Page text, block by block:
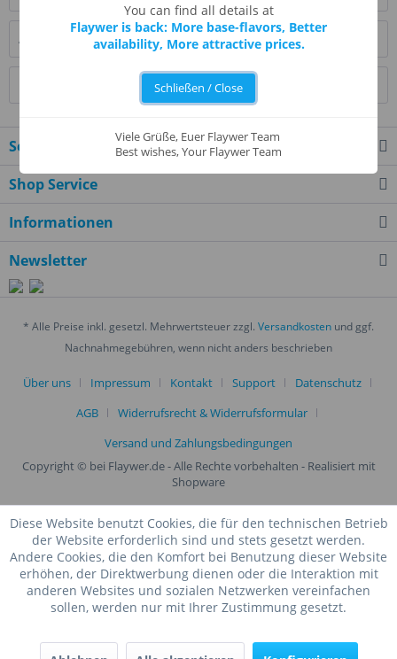
Ähnliche Artikel
Service Hotline
Shop Service
Informationen
Newsletter
* Alle Preise inkl. gesetzl. Mehrwertsteuer zzgl. Versandkosten und ggf.
Nachnahmegebühren, wenn nicht anders beschrieben
Über uns Impressum Kontakt Support
Datenschutz
AGB
Widerrufsrecht & Widerrufsformular
Versand und Zahlungsbedingungen
Copyright © bei Flaywer.de - Alle Rechte vorbehalten - Realisiert mit
Shopware
Diese Website benutzt Cookies, die für den technischen Betrieb
der Website erforderlich sind und stets gesetzt werden.
Andere Cookies, die den Komfort bei Benutzung dieser Website
erhöhen, der Direktwerbung dienen oder die Interaktion mit
anderen Websites und sozialen Netzwerken vereinfachen
sollen, werden nur mit Ihrer Zustimmung gesetzt.
You can find all details at
Flaywer is back: More base-flavors, Better
availability, More attractive prices.
Schließen / Close
Viele Grüße, Euer Flaywer Team
Best wishes, Your Flaywer Team